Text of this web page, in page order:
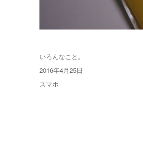
投
稿
いろんなこと。
投
稿
2016年4月25日
カ
スマホ